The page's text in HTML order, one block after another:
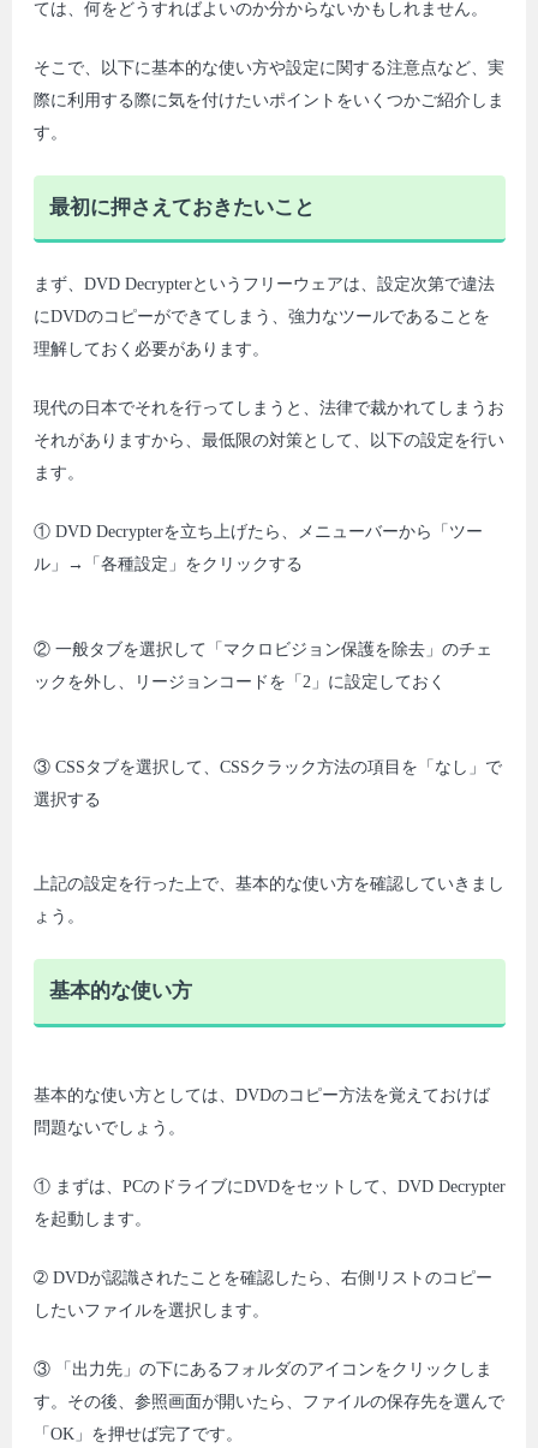
ては、何をどうすればよいのか分からないかもしれません。
そこで、以下に基本的な使い方や設定に関する注意点など、実
際に利用する際に気を付けたいポイントをいくつかご紹介しま
す。
最初に押さえておきたいこと
まず、DVD Decrypterというフリーウェアは、設定次第で違法
にDVDのコピーができてしまう、強力なツールであることを
理解しておく必要があります。
現代の日本でそれを行ってしまうと、法律で裁かれてしまうお
それがありますから、最低限の対策として、以下の設定を行い
ます。
① DVD Decrypterを立ち上げたら、メニューバーから「ツー
ル」→「各種設定」をクリックする
② 一般タブを選択して「マクロビジョン保護を除去」のチェ
ックを外し、リージョンコードを「2」に設定しておく
③ CSSタブを選択して、CSSクラック方法の項目を「なし」で
選択する
上記の設定を行った上で、基本的な使い方を確認していきまし
ょう。
基本的な使い方
基本的な使い方としては、DVDのコピー方法を覚えておけば
問題ないでしょう。
① まずは、PCのドライブにDVDをセットして、DVD Decrypter
を起動します。
➁ DVDが認識されたことを確認したら、右側リストのコピー
したいファイルを選択します。
③ 「出力先」の下にあるフォルダのアイコンをクリックしま
す。その後、参照画面が開いたら、ファイルの保存先を選んで
「OK」を押せば完了です。